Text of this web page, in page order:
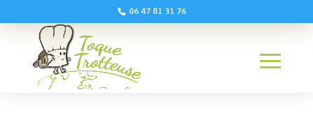
06 47 81 31 76